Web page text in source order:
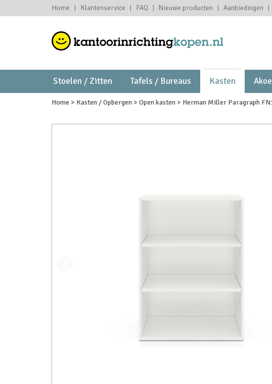
Home Klantenservice FAQ Nieuwe producten Aanbiedingen
Stoelen / Zitten Tafels / Bureaus Kasten
Home > Kasten / Opbergen > Open kasten > Herman Miller Paragraph